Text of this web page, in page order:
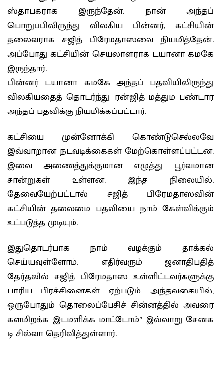
ஸ்தாபகராக இருந்தேன். நான் அந்தப்
பொறுப்பிலிருந்து விலகிய பின்னர், கட்சியின்
தலைவராக சஜித் பிரேமதாஸவை நியமித்தேன்.
அப்போது கட்சியின் செயலாளராக டயானா கமகே
இருந்தார்.
பின்னர் டயானா கமகே அந்தப் பதவியிலிருந்து
விலகியதைத் தொடர்ந்து, ரன்ஜித் மத்தும பண்டார
அந்தப் பதவிக்கு நியமிக்கப்பட்டார்.
கட்சியை முன்னோக்கி கொண்டுசெல்லவே
இவ்வாறான நடவடிக்கைகள் மேற்கொள்ளப்பட்டன.
இவை அணைத்துக்குமான எழுத்து பூர்வமான
சான்றுகள் உள்ளன. இந்த நிலையில்,
தேவையேற்பட்டால் சஜித் பிரேமதாஸவின்
கட்சியின் தலைமை பதவியை நாம் கேள்விக்கும்
உட்படுத்த முடியும்.
இதுதொடர்பாக நாம் வழக்கும் தாக்கல்
செய்யவுள்ளோம். எதிர்வரும் ஜனாதிபதித்
தேர்தலில் சஜித் பிரேமதாஸ உள்ளிட்டவர்களுக்கு
பாரிய பிரச்சினைகள் ஏற்படும். அந்தவகையில்,
ஒருபோதும் தொலைப்பேசிச் சின்னத்தில் அவரை
களமிறக்க இடமளிக்க மாட்டோம்” இவ்வாறு சேனக
டி சில்வா தெரிவித்துள்ளார்.